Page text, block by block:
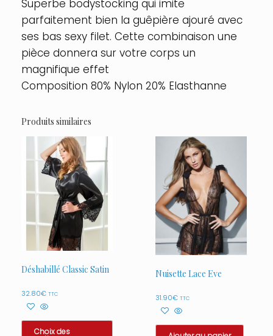
Noir
Superbe bodystocking qui imite
parfaitement bien la guêpière ajouré avec
ses bas sexy filet. Cette combinaison une
pièce donnera sur votre corps un
magnifique effet
Composition 80% Nylon 20% Elasthanne
Produits similaires
Déshabillé Classic Satin
32.80€ TTC
Choix des
Nuisette Lace Eve
31.90€ TTC